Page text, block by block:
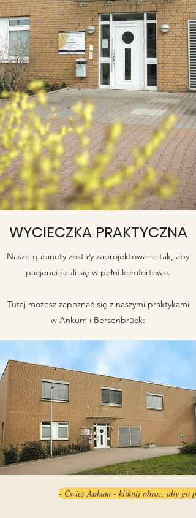
WYCIECZKA PRAKTYCZNA
Nasze gabinety zostały zaprojektowane tak, aby
pacjenci czuli się w pełni komfortowo.
Tutaj możesz zapoznać się z naszymi praktykami
w Ankum i Bersenbrück:
- Ćwicz Ankum - kliknij obraz, aby go